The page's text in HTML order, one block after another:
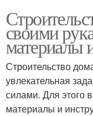
своими
материалы
Строительство
увлекательная
силами. Для этого
материалы и